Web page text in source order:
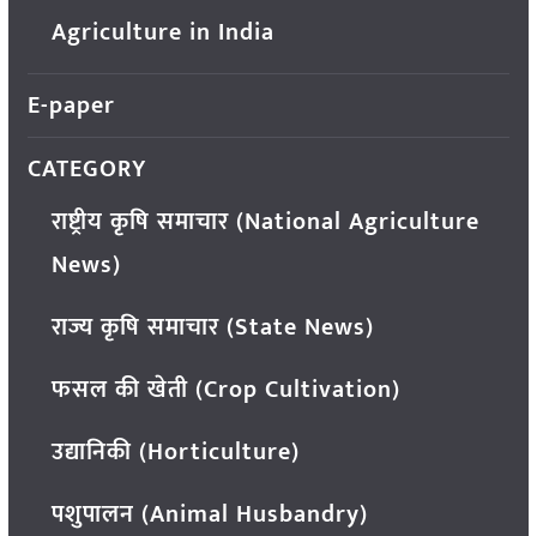
Agriculture in India
E-paper
CATEGORY
राष्ट्रीय कृषि समाचार (National Agriculture
News)
राज्य कृषि समाचार (State News)
फसल की खेती (Crop Cultivation)
उद्यानिकी (Horticulture)
पशुपालन (Animal Husbandry)